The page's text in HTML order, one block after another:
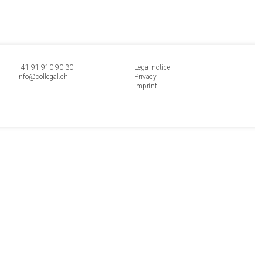
+41 91 910 90 30
info@collegal.ch
Legal notice
Privacy
Imprint